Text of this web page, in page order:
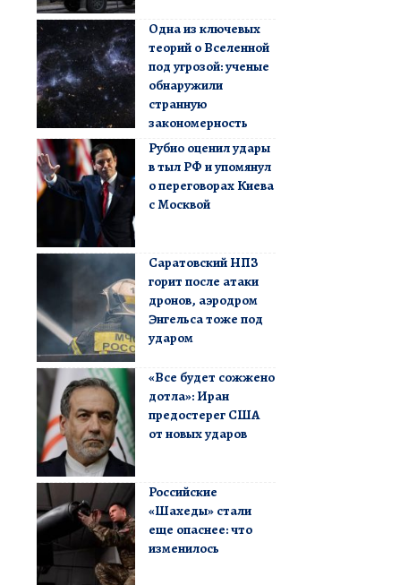
Одна из ключевых
теорий о Вселенной
под угрозой: ученые
обнаружили
странную
закономерность
Рубио оценил удары
в тыл РФ и упомянул
о переговорах Киева
с Москвой
Саратовский НПЗ
горит после атаки
дронов, аэродром
Энгельса тоже под
ударом
«Все будет сожжено
дотла»: Иран
предостерег США
от новых ударов
Российские
«Шахеды» стали
еще опаснее: что
изменилось